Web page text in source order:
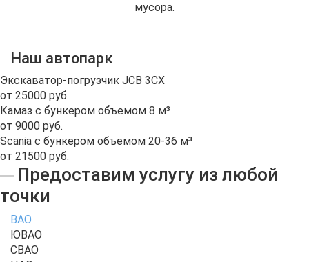
мусора.
Наш автопарк
Экскаватор-погрузчик JCB 3CX
от 25000 руб.
Камаз с бункером объемом 8 м³
от 9000 руб.
Scania с бункером объемом 20-36 м³
от 21500 руб.
Предоставим услугу из любой
точки
ВАО
ЮВАО
СВАО